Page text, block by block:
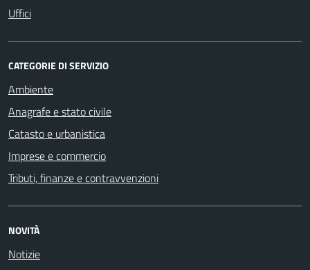
Uffici
CATEGORIE DI SERVIZIO
Ambiente
Anagrafe e stato civile
Catasto e urbanistica
Imprese e commercio
Tributi, finanze e contravvenzioni
NOVITÀ
Notizie